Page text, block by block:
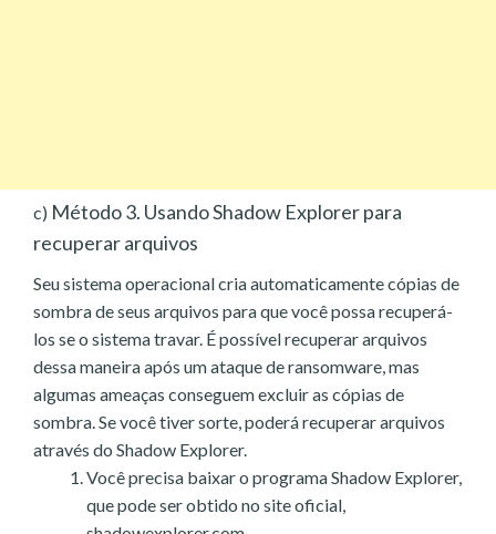
c) Método 3. Usando Shadow Explorer para
recuperar arquivos
Seu sistema operacional cria automaticamente cópias de
sombra de seus arquivos para que você possa recuperá-
los se o sistema travar. É possível recuperar arquivos
dessa maneira após um ataque de ransomware, mas
algumas ameaças conseguem excluir as cópias de
sombra. Se você tiver sorte, poderá recuperar arquivos
através do Shadow Explorer.
Você precisa baixar o programa Shadow Explorer,
que pode ser obtido no site oficial,